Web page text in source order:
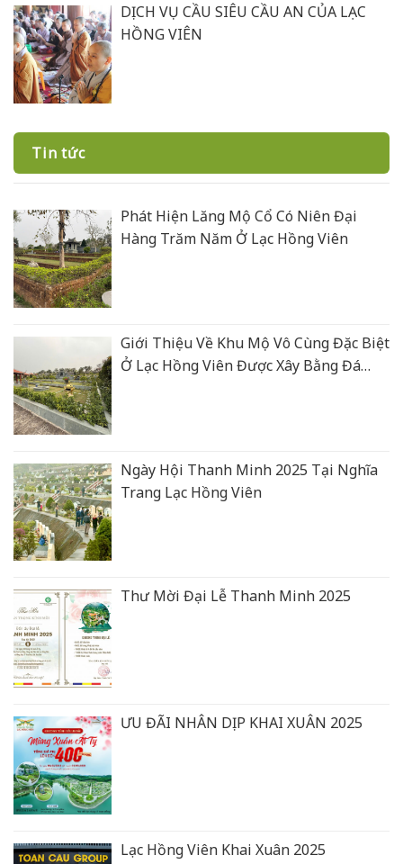
DỊCH VỤ CẦU SIÊU CẦU AN CỦA LẠC
HỒNG VIÊN
Tin tức
Phát Hiện Lăng Mộ Cổ Có Niên Đại
Hàng Trăm Năm Ở Lạc Hồng Viên
Giới Thiệu Về Khu Mộ Vô Cùng Đặc Biệt
Ở Lạc Hồng Viên Được Xây Bằng Đá
Ngày Hội Thanh Minh 2025 Tại Nghĩa
Trang Lạc Hồng Viên
Thư Mời Đại Lễ Thanh Minh 2025
ƯU ĐÃI NHÂN DỊP KHAI XUÂN 2025
Lạc Hồng Viên Khai Xuân 2025